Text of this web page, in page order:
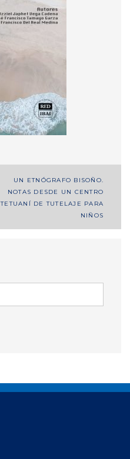
UN ETNÓGRAFO BISOÑO.
NOTAS DESDE UN CENTRO
TETUANÍ DE TUTELAJE PARA
NIÑOS